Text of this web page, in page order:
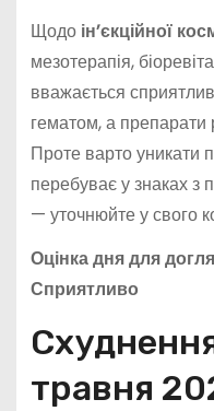
Щодо ін’єкційної
мезотерапія,
вважається
гематом, а препарати
Проте варто уникати
перебуває у знаках з
— уточнюйте у свого
Оцінка дня для
Сприятливо
травня